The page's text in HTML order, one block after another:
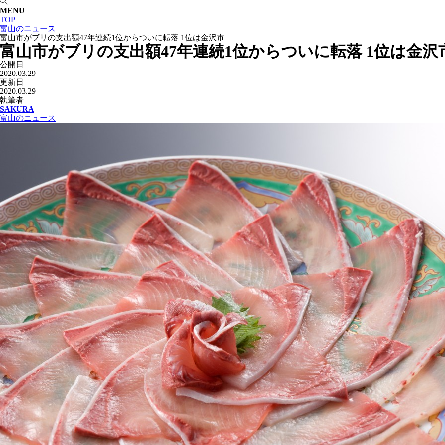
MENU
TOP
富山のニュース
富山市がブリの支出額47年連続1位からついに転落 1位は金沢市
富山市がブリの支出額47年連続1位からついに転落 1位は金沢
公開日
2020.03.29
更新日
2020.03.29
執筆者
SAKURA
富山のニュース